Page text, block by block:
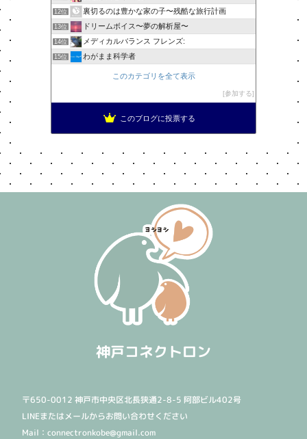
12位 裏切るのは豊かな家の子〜残酷な旅行計画
13位 ドリームボイス〜夢の解析屋〜
14位 メディカルバランス フレンズ:
15位 わがまま科学者
このカテゴリを全て表示
参加する
このブログに投票する
神戸コネクトロン
〒650-0012 神戸市中央区北長狭通2-8-5 阿部ビル402号
LINEまたはメールからお問い合わせください
Mail：connectronkobe@gmail.com